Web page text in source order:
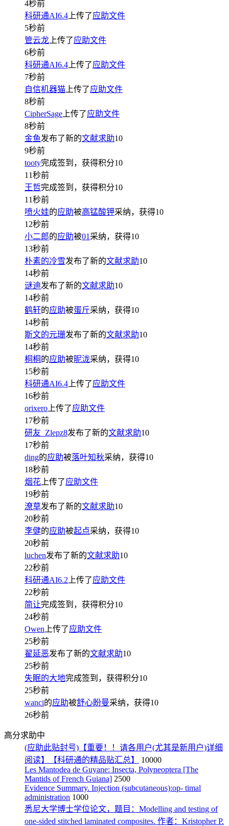
4秒前
科研通AI6.4 上传了应助文件
5秒前
管云龙 上传了应助文件
6秒前
科研通AI6.4 上传了应助文件
7秒前
自信机器猫 上传了应助文件
8秒前
CipherSage 上传了应助文件
8秒前
金鱼发布了新的文献求助10
9秒前
tooty完成签到，获得积分10
11秒前
王哲完成签到，获得积分10
11秒前
喷火娃的应助被高锰酸钾采纳，获得10
12秒前
小二郎的应助被01 采纳，获得10
13秒前
朴素的冷雪发布了新的文献求助10
14秒前
谜迪发布了新的文献求助10
14秒前
鹤轩的应助被蛋斤采纳，获得10
14秒前
斯文的元珊发布了新的文献求助10
14秒前
桐桐 的应助被昵泷采纳，获得10
15秒前
科研通AI6.4 上传了应助文件
16秒前
orixero 上传了应助文件
17秒前
研友_Zlepz8发布了新的文献求助10
17秒前
ding的应助被落叶知秋采纳，获得10
18秒前
烟花 上传了应助文件
19秒前
潦草发布了新的文献求助10
20秒前
李健的应助被起点采纳，获得10
20秒前
luchen发布了新的文献求助10
22秒前
科研通AI6.2 上传了应助文件
22秒前
简让完成签到，获得积分10
24秒前
Owen 上传了应助文件
25秒前
翟延恶发布了新的文献求助10
25秒前
失眠的大地完成签到，获得积分10
25秒前
wanci的应助被舒心盼曼采纳，获得10
26秒前
高分求助中
(应助此贴封号)【重要！！请各用户(尤其是新用户)详细
阅读】【科研通的精品贴汇总】
10000
Les Mantodea de Guyane: Insecta, Polyneoptera [The
Mantids of French Guiana] 2500
Evidence Summary. Injection (subcutaneous):op- timal
administration 1000
悉尼大学博士学位论文，题目：Modelling and testing of
one-sided stitched laminated composites. 作者：Kristopher P.